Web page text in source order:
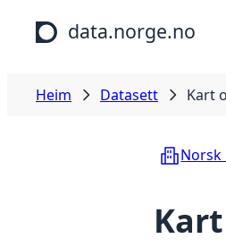
Hopp til hovudinnhald
data.norge.no
Heim Datasett Kart